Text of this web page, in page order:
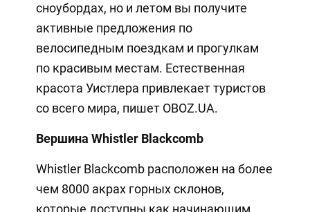
сноубордах, но и летом вы получите
активные предложения по
велосипедным поездкам и прогулкам
по красивым местам. Естественная
красота Уистлера привлекает туристов
со всего мира, пишет OBOZ.UA.
Вершина Whistler Blackcomb
Whistler Blackcomb расположен на более
чем 8000 акрах горных склонов,
которые доступны как начинающим,